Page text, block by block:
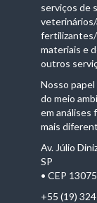
serviços de
materiais e
outros
Nosso
do meio
em análises
mais
Av. Júlio
SP
• CEP
+55 (19)